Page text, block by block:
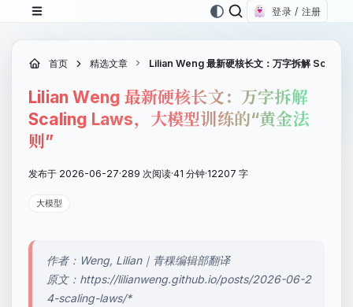
登录 / 注册
首页 精选文章 Lilian Weng 最新硬核长文：万字拆解 Scaling
Lilian Weng 最新硬核长文：万字拆解
Scaling Laws，大模型训练的“黄金法
则”
发布于 2026-06-27·289 次阅读·41 分钟·12207 字
大模型
作者：Weng, Lilian｜青稞编辑部翻译
原文：https://lilianweng.github.io/posts/2026-06-2
4-scaling-laws/*